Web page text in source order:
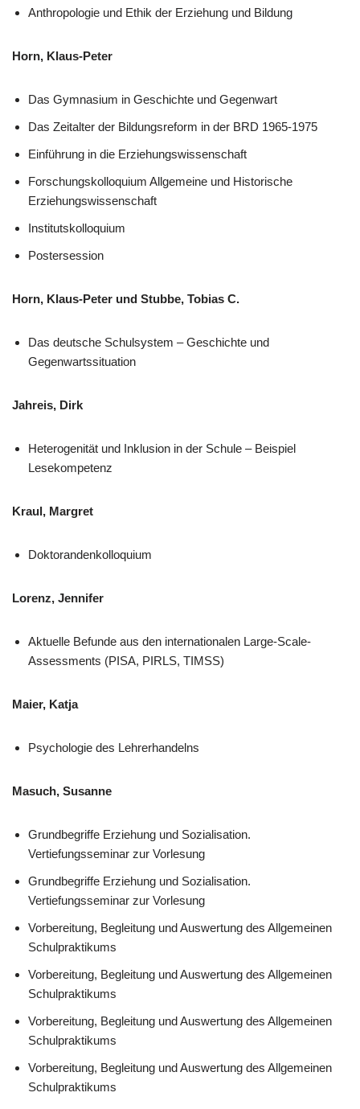
Anthropologie und Ethik der Erziehung und Bildung
Horn, Klaus-Peter
Das Gymnasium in Geschichte und Gegenwart
Das Zeitalter der Bildungsreform in der BRD 1965-1975
Einführung in die Erziehungswissenschaft
Forschungskolloquium Allgemeine und Historische
Erziehungswissenschaft
Institutskolloquium
Postersession
Horn, Klaus-Peter und Stubbe, Tobias C.
Das deutsche Schulsystem – Geschichte und
Gegenwartssituation
Jahreis, Dirk
Heterogenität und Inklusion in der Schule – Beispiel
Lesekompetenz
Kraul, Margret
Doktorandenkolloquium
Lorenz, Jennifer
Aktuelle Befunde aus den internationalen Large-Scale-
Assessments (PISA, PIRLS, TIMSS)
Maier, Katja
Psychologie des Lehrerhandelns
Masuch, Susanne
Grundbegriffe Erziehung und Sozialisation.
Vertiefungsseminar zur Vorlesung
Grundbegriffe Erziehung und Sozialisation.
Vertiefungsseminar zur Vorlesung
Vorbereitung, Begleitung und Auswertung des Allgemeinen
Schulpraktikums
Vorbereitung, Begleitung und Auswertung des Allgemeinen
Schulpraktikums
Vorbereitung, Begleitung und Auswertung des Allgemeinen
Schulpraktikums
Vorbereitung, Begleitung und Auswertung des Allgemeinen
Schulpraktikums